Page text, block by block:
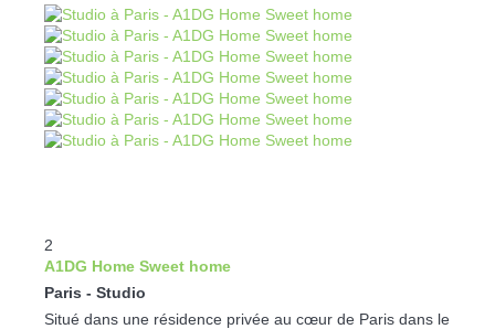
2
A1DG Home Sweet home
Paris - Studio
Situé dans une résidence privée au cœur de Paris dans le